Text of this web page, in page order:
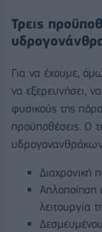
Τρεις
Για να έχουμε,
να εξερευνήσει,
φυσικούς της
προϋποθέσεις. Ο
υδρογονανθράκων
Διαχρονική
Απλοποίηση
λειτουργία